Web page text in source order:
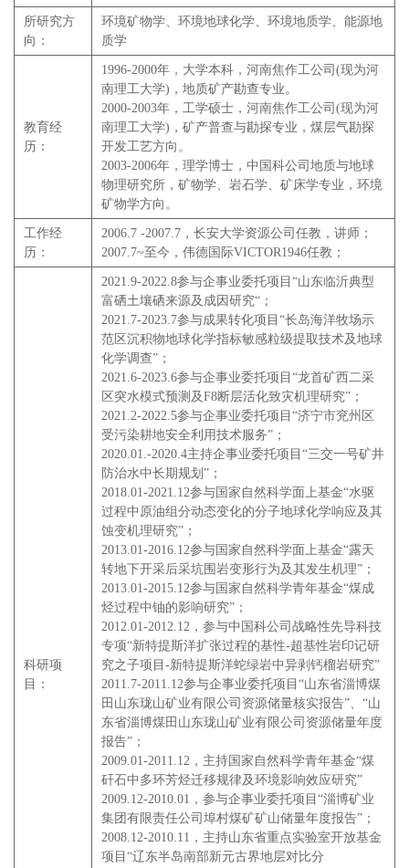
所研究方
向：
环境矿物学、环境地球化学、环境地质学、能源地
质学
教育经
历：
1996-2000年，大学本科，河南焦作工公司(现为河
南理工大学)，地质矿产勘查专业。
2000-2003年，工学硕士，河南焦作工公司(现为河
南理工大学)，矿产普查与勘探专业，煤层气勘探
开发工艺方向。
2003-2006年，理学博士，中国科公司地质与地球
物理研究所，矿物学、岩石学、矿床学专业，环境
矿物学方向。
工作经
历：
2006.7 -2007.7，长安大学资源公司任教，讲师；
2007.7~至今，伟德国际VICTOR1946任教；
科研项
目：
2021.9-2022.8参与企事业委托项目“山东临沂典型
富硒土壤硒来源及成因研究“；
2021.7-2023.7参与成果转化项目“长岛海洋牧场示
范区沉积物地球化学指标敏感粒级提取技术及地球
化学调查”；
2021.6-2023.6参与企事业委托项目“龙首矿西二采
区突水模式预测及F8断层活化致灾机理研究”；
2021.2-2022.5参与企事业委托项目“济宁市兖州区
受污染耕地安全利用技术服务”；
2020.01.-2020.4主持企事业委托项目“三交一号矿井
防治水中长期规划”；
2018.01-2021.12参与国家自然科学面上基金“水驱
过程中原油组分动态变化的分子地球化学响应及其
蚀变机理研究”；
2013.01-2016.12参与国家自然科学面上基金“露天
转地下开采后采坑围岩变形行为及其发生机理”；
2013.01-2015.12参与国家自然科学青年基金“煤成
烃过程中铀的影响研究”；
2012.01-2012.12，参与中国科公司战略性先导科技
专项“新特提斯洋扩张过程的基性-超基性岩印记研
究之子项目-新特提斯洋蛇绿岩中异剥钙榴岩研究”
2011.7-2011.12参与企事业委托项目“山东省淄博煤
田山东珑山矿业有限公司资源储量核实报告”、“山
东省淄博煤田山东珑山矿业有限公司资源储量年度
报告”；
2009.01-2011.12，主持国家自然科学青年基金“煤
矸石中多环芳烃迁移规律及环境影响效应研究”
2009.12-2010.01，参与企事业委托项目“淄博矿业
集团有限责任公司埠村煤矿矿山储量年度报告”；
2008.12-2010.11，主持山东省重点实验室开放基金
项目“辽东半岛南部新元古界地层对比分